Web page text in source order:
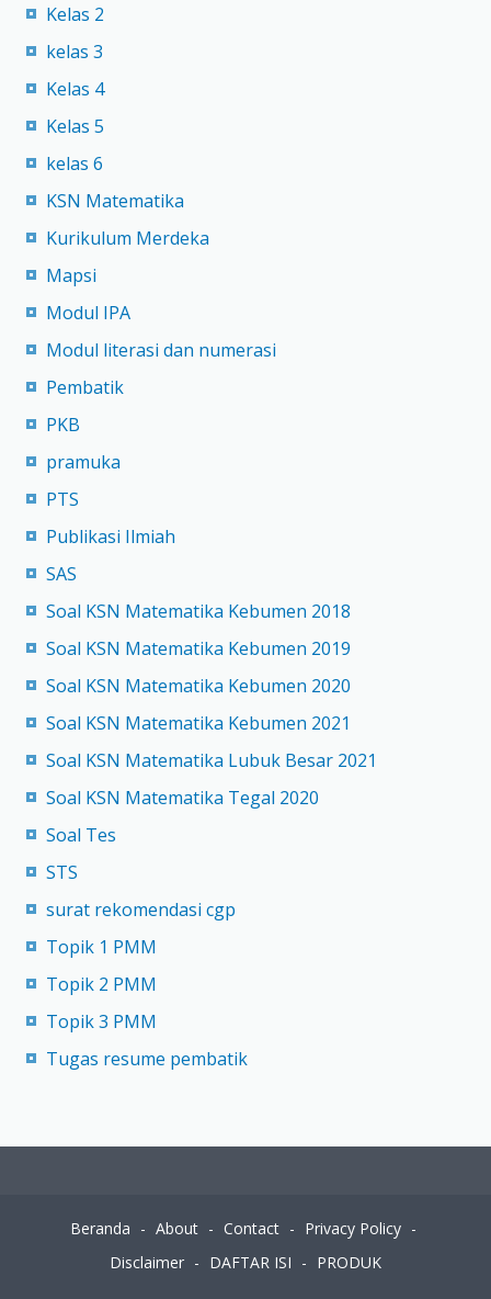
Kelas 2
kelas 3
Kelas 4
Kelas 5
kelas 6
KSN Matematika
Kurikulum Merdeka
Mapsi
Modul IPA
Modul literasi dan numerasi
Pembatik
PKB
pramuka
PTS
Publikasi Ilmiah
SAS
Soal KSN Matematika Kebumen 2018
Soal KSN Matematika Kebumen 2019
Soal KSN Matematika Kebumen 2020
Soal KSN Matematika Kebumen 2021
Soal KSN Matematika Lubuk Besar 2021
Soal KSN Matematika Tegal 2020
Soal Tes
STS
surat rekomendasi cgp
Topik 1 PMM
Topik 2 PMM
Topik 3 PMM
Tugas resume pembatik
Beranda About Contact
Privacy Policy
Disclaimer
DAFTAR ISI PRODUK